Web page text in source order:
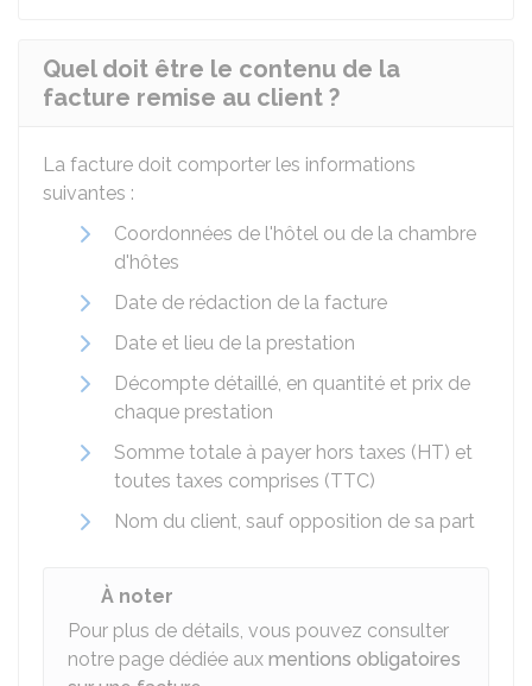
Quel doit être le contenu de la
facture remise au client ?
La facture doit comporter les informations
suivantes :
Coordonnées de l'hôtel ou de la chambre
d'hôtes
Date de rédaction de la facture
Date et lieu de la prestation
Décompte détaillé, en quantité et prix de
chaque prestation
Somme totale à payer hors taxes (HT) et
toutes taxes comprises (TTC)
Nom du client, sauf opposition de sa part
À noter
Pour plus de détails, vous pouvez consulter
notre page dédiée aux mentions obligatoires